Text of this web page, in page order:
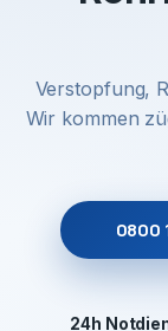
Verstopfung,
Wir kommen
0800
24h